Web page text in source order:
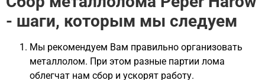
- шаги, которым мы следуем
Мы рекомендуем Вам правильно организовать
металлолом. При этом разные партии лома
облегчат нам сбор и ускорят работу.